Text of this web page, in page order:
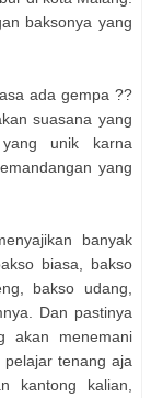
baksonya yang
ada gempa ??
suasana yang
unik karna
yang
banyak
biasa, bakso
bakso udang,
Dan pastinya
akan menemani
pelajar tenang aja
kantong kalian,